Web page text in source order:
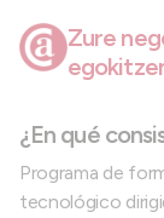
Zure
¿En qué
Programa de
tecnológico